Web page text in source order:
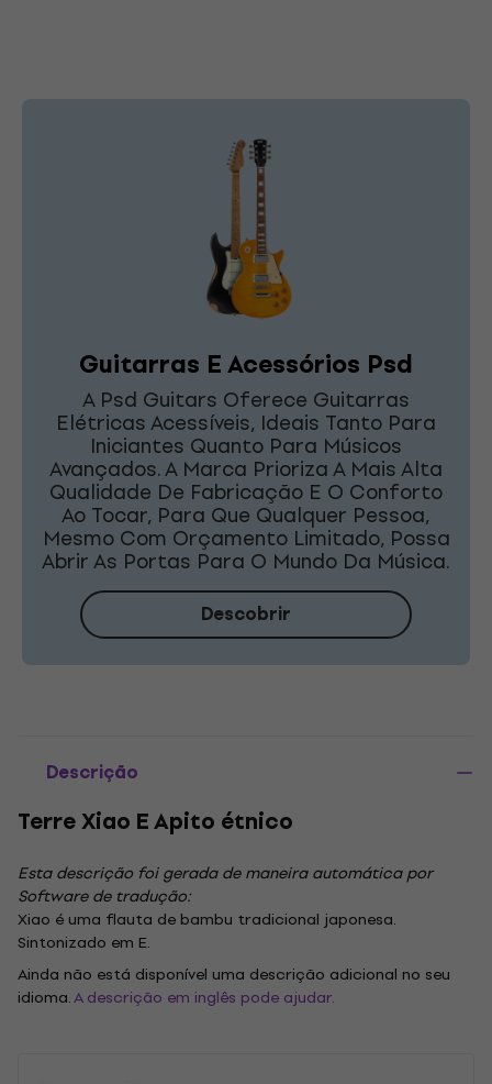
Guitarras E Acessórios Psd
A Psd Guitars Oferece Guitarras
Elétricas Acessíveis, Ideais Tanto Para
Iniciantes Quanto Para Músicos
Avançados. A Marca Prioriza A Mais Alta
Qualidade De Fabricação E O Conforto
Ao Tocar, Para Que Qualquer Pessoa,
Mesmo Com Orçamento Limitado, Possa
Abrir As Portas Para O Mundo Da Música.
Descobrir
Descrição
Terre Xiao E Apito étnico
Esta descrição foi gerada de maneira automática por
Software de tradução:
Xiao é uma flauta de bambu tradicional japonesa.
Sintonizado em E.
Ainda não está disponível uma descrição adicional no seu
idioma.A descrição em inglês pode ajudar.